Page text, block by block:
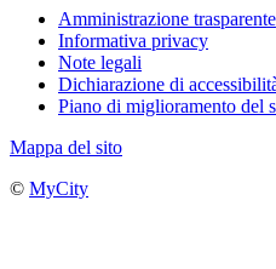
Amministrazione trasparente
Informativa privacy
Note legali
Dichiarazione di
Piano di miglioramento del
Mappa del sito
© MyCity